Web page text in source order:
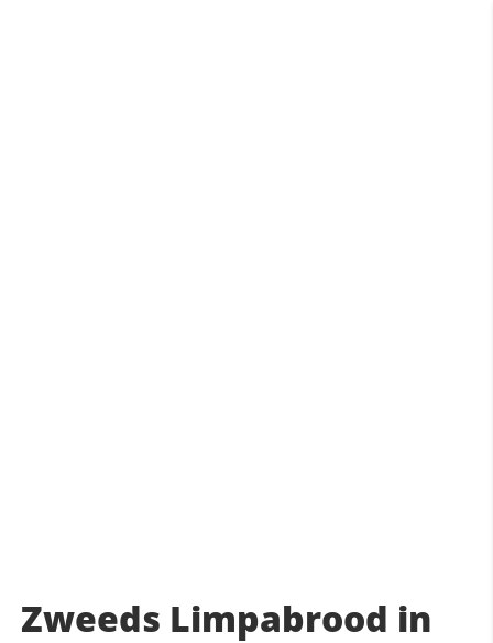
Zweeds Limpabrood in